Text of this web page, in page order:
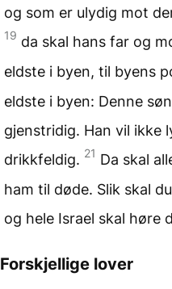
og som er ulydig mot
19 da skal hans far og
eldste i byen, til byens
eldste i byen: Denne
gjenstridig. Han vil ikke
drikkfeldig. 21 Da skal
ham til døde. Slik skal
og hele Israel skal høre
Forskjellige lover